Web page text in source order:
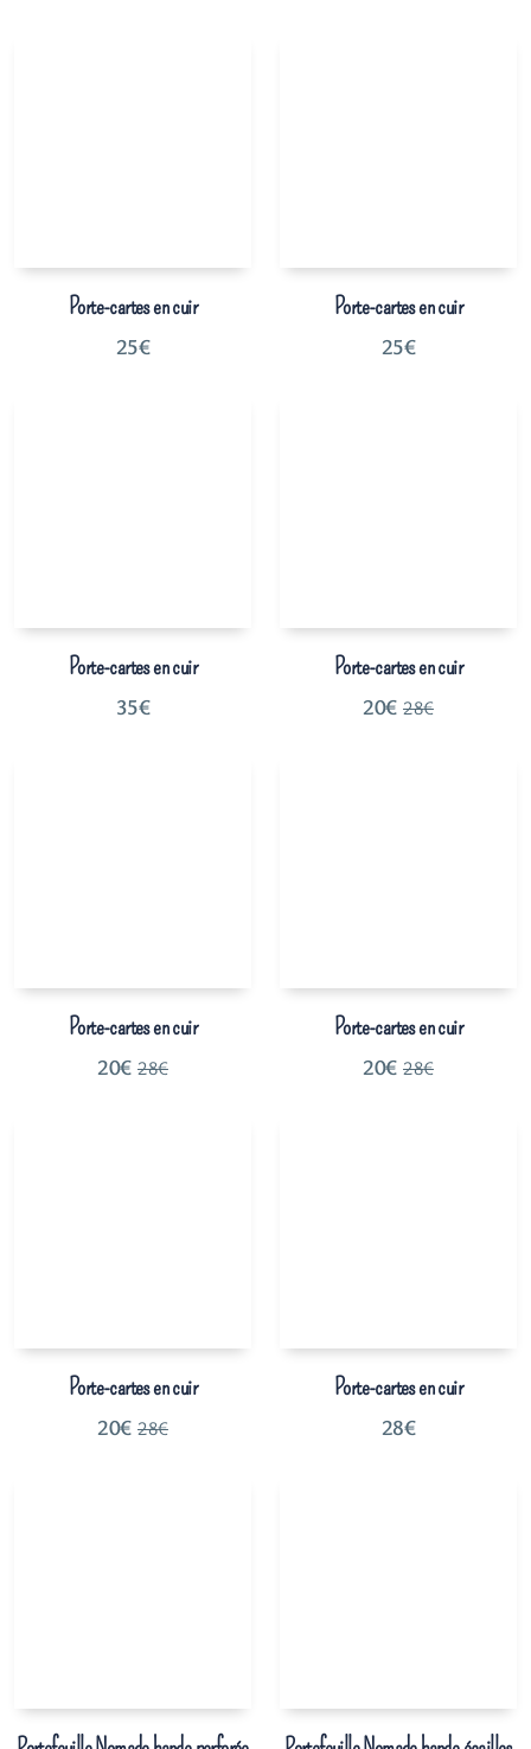
Porte-cartes en cuir
25€
Porte-cartes en cuir
25€
Porte-cartes en cuir
35€
Porte-cartes en cuir
20€ 28€
Porte-cartes en cuir
20€ 28€
Porte-cartes en cuir
20€ 28€
Porte-cartes en cuir
20€ 28€
Porte-cartes en cuir
28€